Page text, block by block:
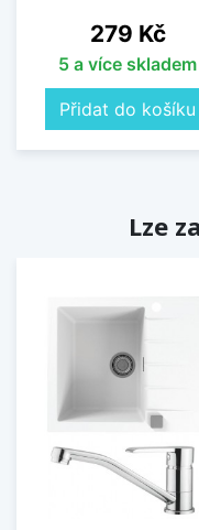
Cena
279 Kč
5 a více skladem
Přidat do košíku
Lze